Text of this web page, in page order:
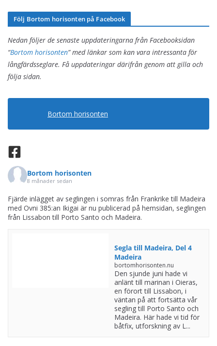
r
k
v
Följ Bortom horisonten på Facebook
Nedan följer de senaste uppdateringarna från Facebooksidan
“Bortom horisonten” med länkar som kan vara intressanta för
långfärdsseglare. Få uppdateringar därifrån genom att gilla och
följa sidan.
Bortom horisonten
Bortom horisonten
8 månader sedan
Fjärde inlägget av seglingen i somras från Frankrike till Madeira
med Ovni 385:an Ikigai är nu publicerad på hemsidan, seglingen
från Lissabon till Porto Santo och Madeira.
Segla till Madeira, Del 4
Madeira
bortomhorisonten.nu
Den sjunde juni hade vi
anlänt till marinan i Oieras,
en förort till Lissabon, i
väntan på att fortsätta vår
segling till Porto Santo och
Madeira. Här hade vi tid för
båtfix, utforskning av L...